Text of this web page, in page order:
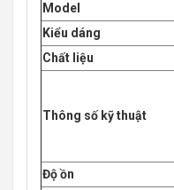
Model
Kiểu dáng
Chất liệu
Thông số kỹ thuật
Độ ồn